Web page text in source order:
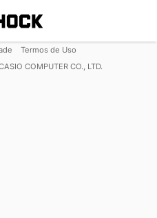
Termos de Uso
COMPUTER CO., LTD.